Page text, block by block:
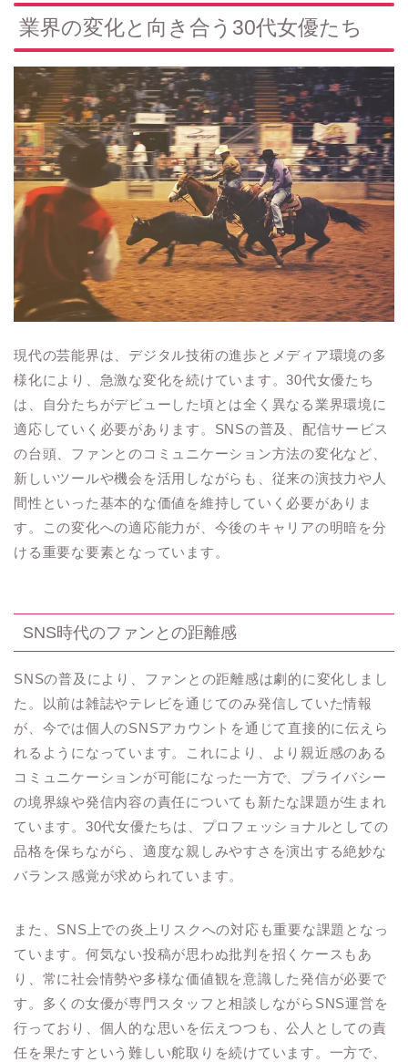
業界の変化と向き合う30代女優たち
現代の芸能界は、デジタル技術の進歩とメディア環境の多
様化により、急激な変化を続けています。30代女優たち
は、自分たちがデビューした頃とは全く異なる業界環境に
適応していく必要があります。SNSの普及、配信サービス
の台頭、ファンとのコミュニケーション方法の変化など、
新しいツールや機会を活用しながらも、従来の演技力や人
間性といった基本的な価値を維持していく必要がありま
す。この変化への適応能力が、今後のキャリアの明暗を分
ける重要な要素となっています。
SNS時代のファンとの距離感
SNSの普及により、ファンとの距離感は劇的に変化しまし
た。以前は雑誌やテレビを通じてのみ発信していた情報
が、今では個人のSNSアカウントを通じて直接的に伝えら
れるようになっています。これにより、より親近感のある
コミュニケーションが可能になった一方で、プライバシー
の境界線や発信内容の責任についても新たな課題が生まれ
ています。30代女優たちは、プロフェッショナルとしての
品格を保ちながら、適度な親しみやすさを演出する絶妙な
バランス感覚が求められています。
また、SNS上での炎上リスクへの対応も重要な課題となっ
ています。何気ない投稿が思わぬ批判を招くケースもあ
り、常に社会情勢や多様な価値観を意識した発信が必要で
す。多くの女優が専門スタッフと相談しながらSNS運営を
行っており、個人的な思いを伝えつつも、公人としての責
任を果たすという難しい舵取りを続けています。一方で、